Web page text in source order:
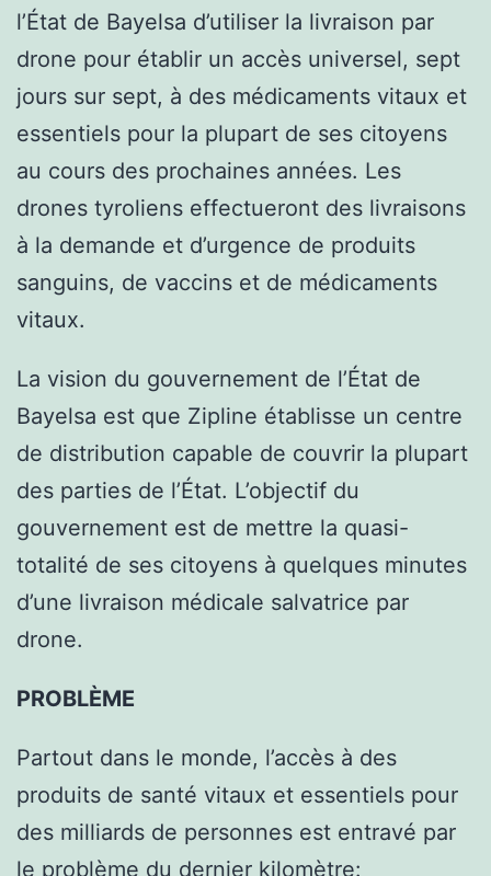
l’État de Bayelsa d’utiliser la livraison par
drone pour établir un accès universel, sept
jours sur sept, à des médicaments vitaux et
essentiels pour la plupart de ses citoyens
au cours des prochaines années. Les
drones tyroliens effectueront des livraisons
à la demande et d’urgence de produits
sanguins, de vaccins et de médicaments
vitaux.
La vision du gouvernement de l’État de
Bayelsa est que Zipline établisse un centre
de distribution capable de couvrir la plupart
des parties de l’État. L’objectif du
gouvernement est de mettre la quasi-
totalité de ses citoyens à quelques minutes
d’une livraison médicale salvatrice par
drone.
PROBLÈME
Partout dans le monde, l’accès à des
produits de santé vitaux et essentiels pour
des milliards de personnes est entravé par
le problème du dernier kilomètre: